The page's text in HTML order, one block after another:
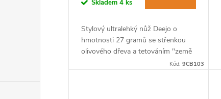
Skladem 4 ks
Stylový ultralehký nůž Deejo o
hmotnosti 27 gramů se střenkou
olivového dřeva a tetováním "země
Kód:9CB103